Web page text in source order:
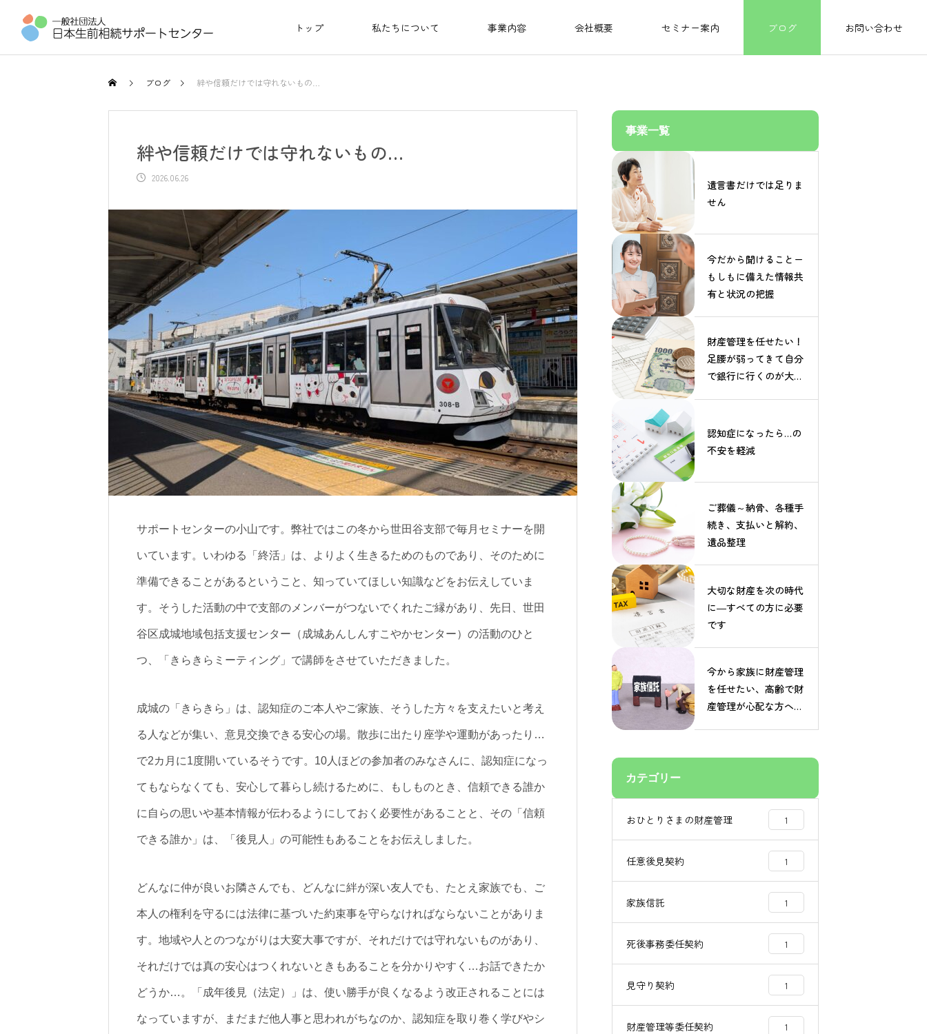
トップ 私たちについて 事業内容 会社概要 セミナー案内 ブログ お問い合わせ
ブログ 絆や信頼だけでは守れないもの…
絆や信頼だけでは守れないもの…
2026.06.26
サポートセンターの小山です。弊社ではこの冬から世田谷支部で毎月セミナーを開
いています。いわゆる「終活」は、よりよく生きるためのものであり、そのために
準備できることがあるということ、知っていてほしい知識などをお伝えしていま
す。そうした活動の中で支部のメンバーがつないでくれたご縁があり、先日、世田
谷区成城地域包括支援センター（成城あんしんすこやかセンター）の活動のひと
つ、「きらきらミーティング」で講師をさせていただきました。
成城の「きらきら」は、認知症のご本人やご家族、そうした方々を支えたいと考え
る人などが集い、意見交換できる安心の場。散歩に出たり座学や運動があったり…
で2カ月に1度開いているそうです。10人ほどの参加者のみなさんに、認知症になっ
てもならなくても、安心して暮らし続けるために、もしものとき、信頼できる誰か
に自らの思いや基本情報が伝わるようにしておく必要性があることと、その「信頼
できる誰か」は、「後見人」の可能性もあることをお伝えしました。
どんなに仲が良いお隣さんでも、どんなに絆が深い友人でも、たとえ家族でも、ご
本人の権利を守るには法律に基づいた約束事を守らなければならないことがありま
す。地域や人とのつながりは大変大事ですが、それだけでは守れないものがあり、
それだけでは真の安心はつくれないときもあることを分かりやすく…お話できたか
どうか…。「成年後見（法定）」は、使い勝手が良くなるよう改正されることには
なっていますが、まだまだ他人事と思われがちなのか、認知症を取り巻く学びやシ
事業一覧
遺言書だけでは足りま
せん
今だから聞けることー
もしもに備えた情報共
有と状況の把握
財産管理を任せたい！
足腰が弱ってきて自分
で銀行に行くのが大
認知症になったら…の
不安を軽減
ご葬儀～納骨、各種手
続き、支払いと解約、
遺品整理
大切な財産を次の時代
に―すべての方に必要
です
今から家族に財産管理
を任せたい、高齢で財
産管理が心配な方へお
カテゴリー
おひとりさまの財産管理 1
任意後見契約 1
家族信託 1
死後事務委任契約 1
見守り契約 1
財産管理等委任契約 1